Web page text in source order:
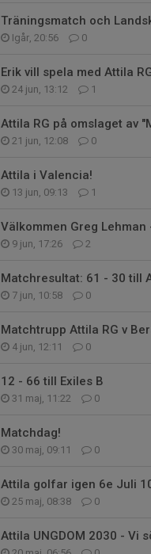
Träningsmatch och
Igår, 20:56 0
Erik vill spela med Attila
24 jun, 13:12 1
Attila RG på omslaget av
21 jun, 12:08 0
Attila i Valencia!
13 jun, 09:13 1
Välkommen Greg
9 jun, 17:26 2
Matchresultat: 61 - 30 till
7 jun, 10:58 0
Matchtrupp Attila RG v
4 jun, 12:11 0
12 - 66 till Exiles B
31 maj, 11:22 0
Matchdag!
30 maj, 09:11 0
Attila golfar igen 6e Juli
25 maj, 08:38 0
Attila UNGDOM 2030 - Vi